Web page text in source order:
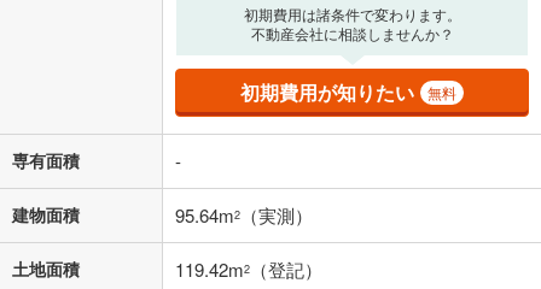
「金利」については、ご利用を予定されている金融機関等にご確認の
上、ご自身での入力をお願いいたします。初期設定で自動入力されてい
る値は、実際の金融機関等における貸出金利とは何ら関係がなく、実際
の金融機関等における貸出金利を何ら保証するものではありません。返
済方法「元利均等返済」にて算出しております。入力された金利を35年
その他月額費用や、初期費用がかかります。ご注意ください。実際にお
借り入れの際は各金融機関等に、必ずご自身でご確認をお願いいたしま
す。
条件によってお借り入れができないことがあります。
不動産会社に購入相談をする
初期費用は諸条件で変わります。
不動産会社に相談しませんか？
初期費用が知りたい 無料
専有面積 -
建物面積 95.64m2 （実測）
土地面積 119.42m2 （登記）